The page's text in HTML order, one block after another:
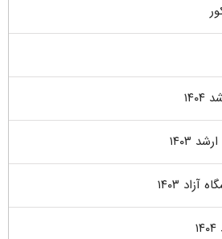
۱۴۰۳
۱۴۰۳